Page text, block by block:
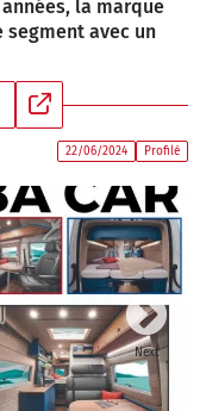
la marque
avec un
22/06/2024 Profilé
Next